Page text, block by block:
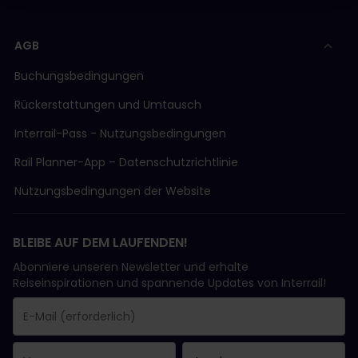
AGB
Buchungsbedingungen
Rückerstattungen und Umtausch
Interrail-Pass - Nutzungsbedingungen
Rail Planner-App – Datenschutzrichtlinie
Nutzungsbedingungen der Website
BLEIBE AUF DEM LAUFENDEN!
Abonniere unseren Newsletter und erhalte
Reiseinspirationen und spannende Updates von Interrail!